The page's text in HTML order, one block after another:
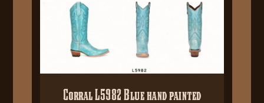
Corral L5982 Blue hand painted